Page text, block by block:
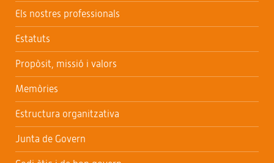
Els nostres professionals
Estatuts
Propòsit, missió i valors
Memòries
Estructura organitzativa
Junta de Govern